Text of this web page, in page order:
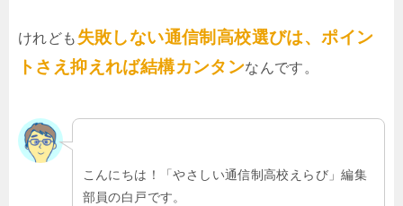
けれども 失敗しない通信制高校選びは、ポイン
トさえ抑えれば結構カンタンなんです。
こんにちは！「やさしい通信制高校えらび」編集
部員の白戸です。